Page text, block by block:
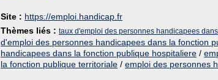
Site : https://emploi.handicap.fr
Thèmes liés : taux d'emploi des personnes handicapees
d'emploi des personnes handicapees dans la fonction
handicapees dans la fonction publique hospitaliere /
la fonction publique territoriale / emploi des personnes